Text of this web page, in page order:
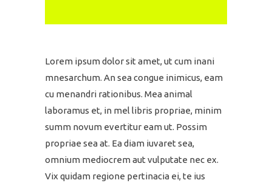
Lorem ipsum dolor sit amet, ut cum inani
mnesarchum. An sea congue inimicus, eam
cu menandri rationibus. Mea animal
laboramus et, in mel libris propriae, minim
summ novum evertitur eam ut. Possim
propriae sea at. Ea diam iuvaret sea,
omnium mediocrem aut vulputate nec ex.
Vix quidam regione pertinacia ei, te ius